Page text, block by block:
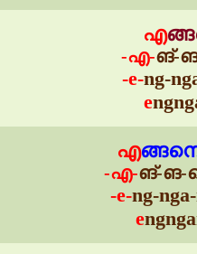
എ
-എ-ങ്-
-e-ng-
e
എ
-എ-ങ്-ങ-
-e-ng-
e